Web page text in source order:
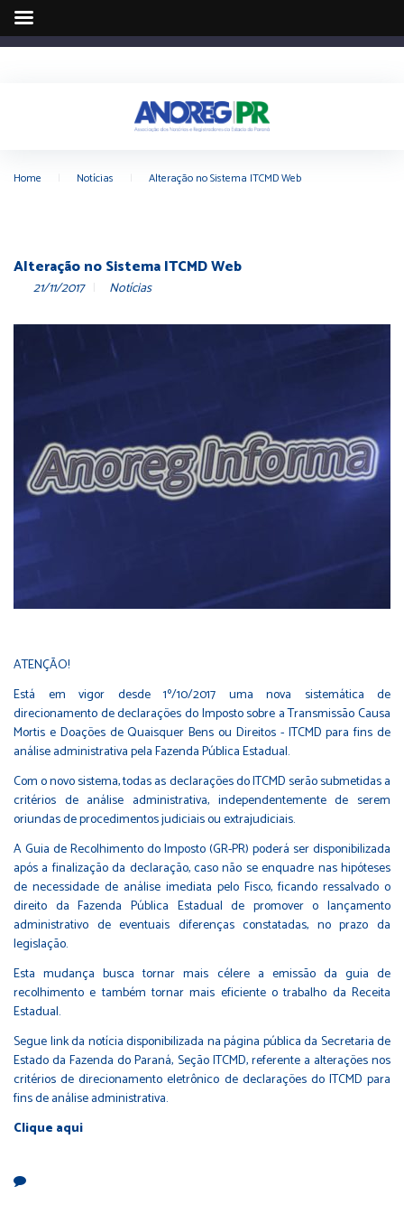
Home Notícias Alteração no Sistema ITCMD Web
Alteração no Sistema ITCMD Web
21/11/2017 Notícias
ATENÇÃO!
Está em vigor desde 1º/10/2017 uma nova sistemática de
direcionamento de declarações do Imposto sobre a Transmissão Causa
Mortis e Doações de Quaisquer Bens ou Direitos - ITCMD para fins de
análise administrativa pela Fazenda Pública Estadual.
Com o novo sistema, todas as declarações do ITCMD serão submetidas a
critérios de análise administrativa, independentemente de serem
oriundas de procedimentos judiciais ou extrajudiciais.
A Guia de Recolhimento do Imposto (GR-PR) poderá ser disponibilizada
após a finalização da declaração, caso não se enquadre nas hipóteses
de necessidade de análise imediata pelo Fisco, ficando ressalvado o
direito da Fazenda Pública Estadual de promover o lançamento
administrativo de eventuais diferenças constatadas, no prazo da
legislação.
Esta mudança busca tornar mais célere a emissão da guia de
recolhimento e também tornar mais eficiente o trabalho da Receita
Estadual.
Segue link da notícia disponibilizada na página pública da Secretaria de
Estado da Fazenda do Paraná, Seção ITCMD, referente a alterações nos
critérios de direcionamento eletrônico de declarações do ITCMD para
fins de análise administrativa.
Clique aqui